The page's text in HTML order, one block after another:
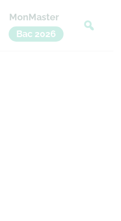
MonMaster
Bac 2026